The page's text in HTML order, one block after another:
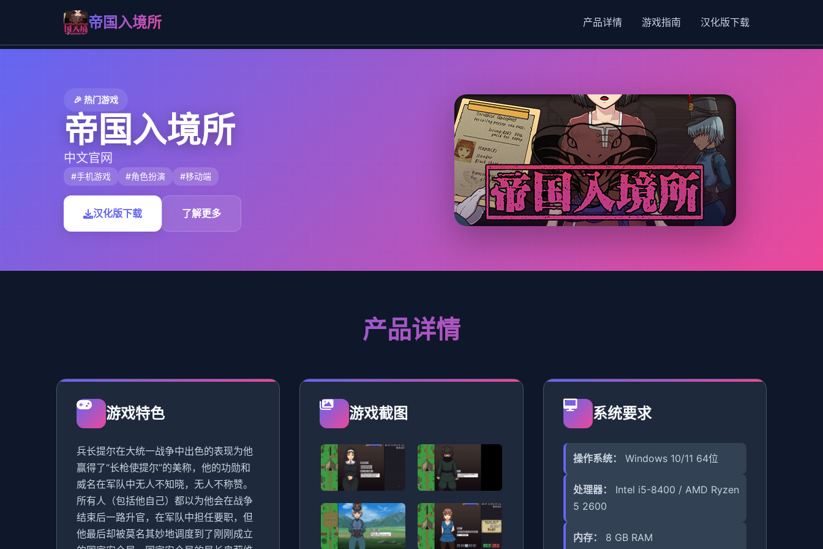
帝国入境所 产品详情 游戏指南 汉化版下载
🎉 热门游戏
帝国入境所
中文官网
#手机游戏 #角色扮演 #移动端
汉化版下载 了解更多
产品详情
游戏特色
兵长提尔在大统一战争中出色的表现为他
赢得了“长枪使提尔”的美称，他的功勋和
威名在军队中无人不知晓，无人不称赞。
所有人（包括他自己）都以为他会在战争
结束后一路升官，在军队中担任要职，但
他最后却被莫名其妙地调度到了刚刚成立
游戏截图 系统要求
操作系统： Windows 10/11 64位
处理器：
Intel i5-8400 / AMD Ryzen
5 2600
内存： 8 GB RAM